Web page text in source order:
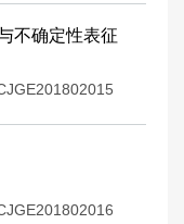
不确定性表征